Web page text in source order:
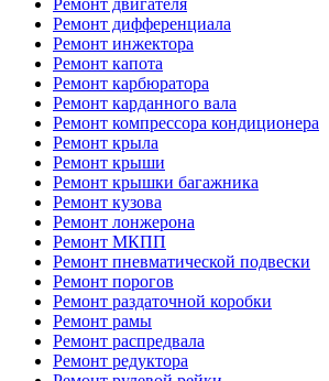
Ремонт двигателя
Ремонт дифференциала
Ремонт инжектора
Ремонт капота
Ремонт карбюратора
Ремонт карданного вала
Ремонт компрессора кондиционера
Ремонт крыла
Ремонт крыши
Ремонт крышки багажника
Ремонт кузова
Ремонт лонжерона
Ремонт МКПП
Ремонт пневматической подвески
Ремонт порогов
Ремонт раздаточной коробки
Ремонт рамы
Ремонт распредвала
Ремонт редуктора